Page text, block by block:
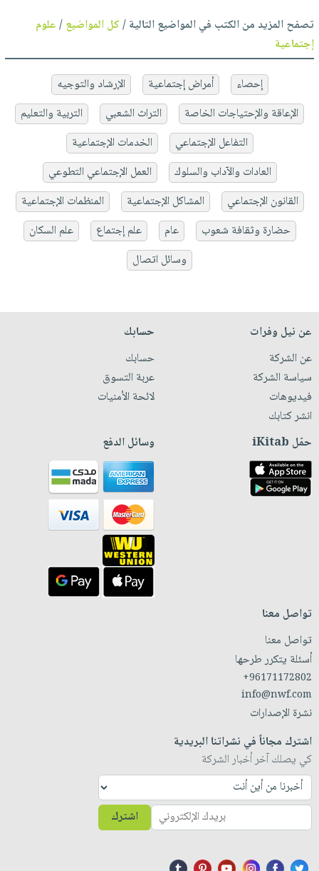
تصفح المزيد من الكتب في المواضيع التالية /كل المواضيع/علوم
إجتماعية
إحصاء أمراض إجتماعية
الإرشاد والتوجيه
الإعاقة والإحتياجات الخاصة
التراث الشعبي
التربية والتعليم
التفاعل الإجتماعي
الخدمات الإجتماعية
العادات والآداب والسلوك
العمل الإجتماعي التطوعي
القانون الإجتماعي
المشاكل الإجتماعية
المنظمات الإجتماعية
حضارة وثقافة شعوب
عام علم إجتماع
علم السكان
وسائل اتصال
عن نيل وفرات
عن الشركة
سياسة الشركة
فيديوهات
انشر كتابك
حسابك
حسابك
عربة التسوق
لائحة الأمنيات
حمّل iKitab وسائل الدفع
تواصل معنا
تواصل معنا
أسئلة يتكرر طرحها
+96171172802
info@nwf.com
نشرة الإصدارات
اشترك مجاناً في نشراتنا البريدية
كي يصلك آخر أخبار الشركة
اشترك